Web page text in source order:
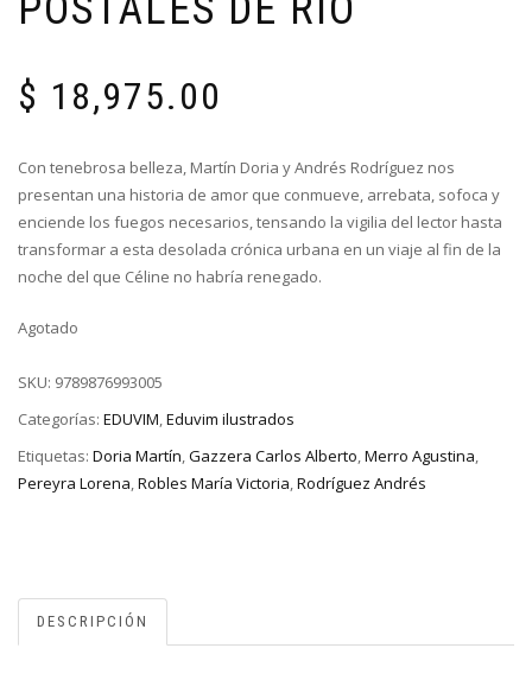
$ 18,975.00
Con tenebrosa belleza, Martín Doria y Andrés Rodríguez nos
presentan una historia de amor que conmueve, arrebata, sofoca y
enciende los fuegos necesarios, tensando la vigilia del lector hasta
transformar a esta desolada crónica urbana en un viaje al fin de la
noche del que Céline no habría renegado.
Agotado
SKU: 9789876993005
Categorías: EDUVIM,Eduvim ilustrados
Etiquetas: Doria Martín,Gazzera Carlos Alberto,Merro Agustina,
Pereyra Lorena,Robles María Victoria,Rodríguez Andrés
DESCRIPCIÓN